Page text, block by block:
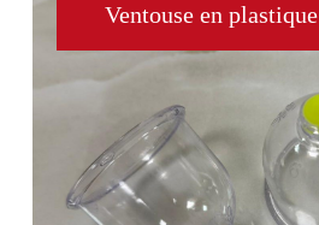
Ventouse en plastique